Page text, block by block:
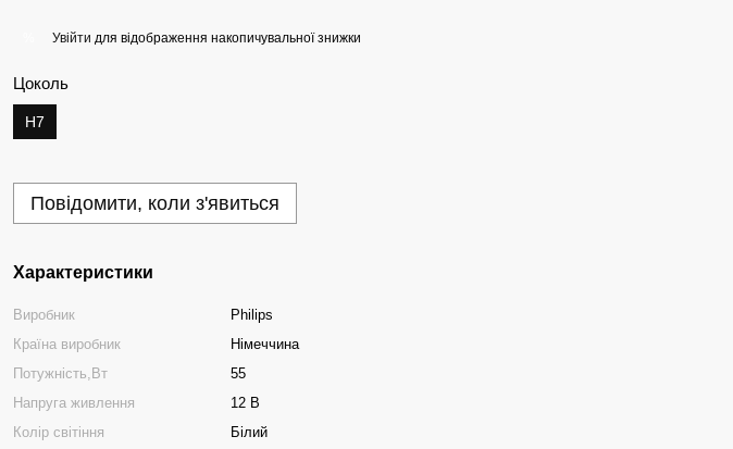
Увійти для відображення накопичувальної знижки
Цоколь
H7
Повідомити, коли з'явиться
Характеристики
Виробник
Philips
Країна виробник
Німеччина
Потужність,Вт
55
Напруга живлення
12 В
Колір світіння
Білий